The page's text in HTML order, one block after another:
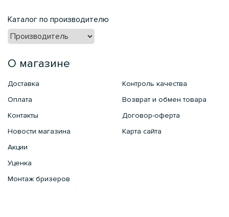
Каталог по производителю
О магазине
Доставка
Оплата
Контакты
Новости магазина
Акции
Уценка
Монтаж бризеров
Контроль качества
Возврат и обмен товара
Договор-оферта
Карта сайта